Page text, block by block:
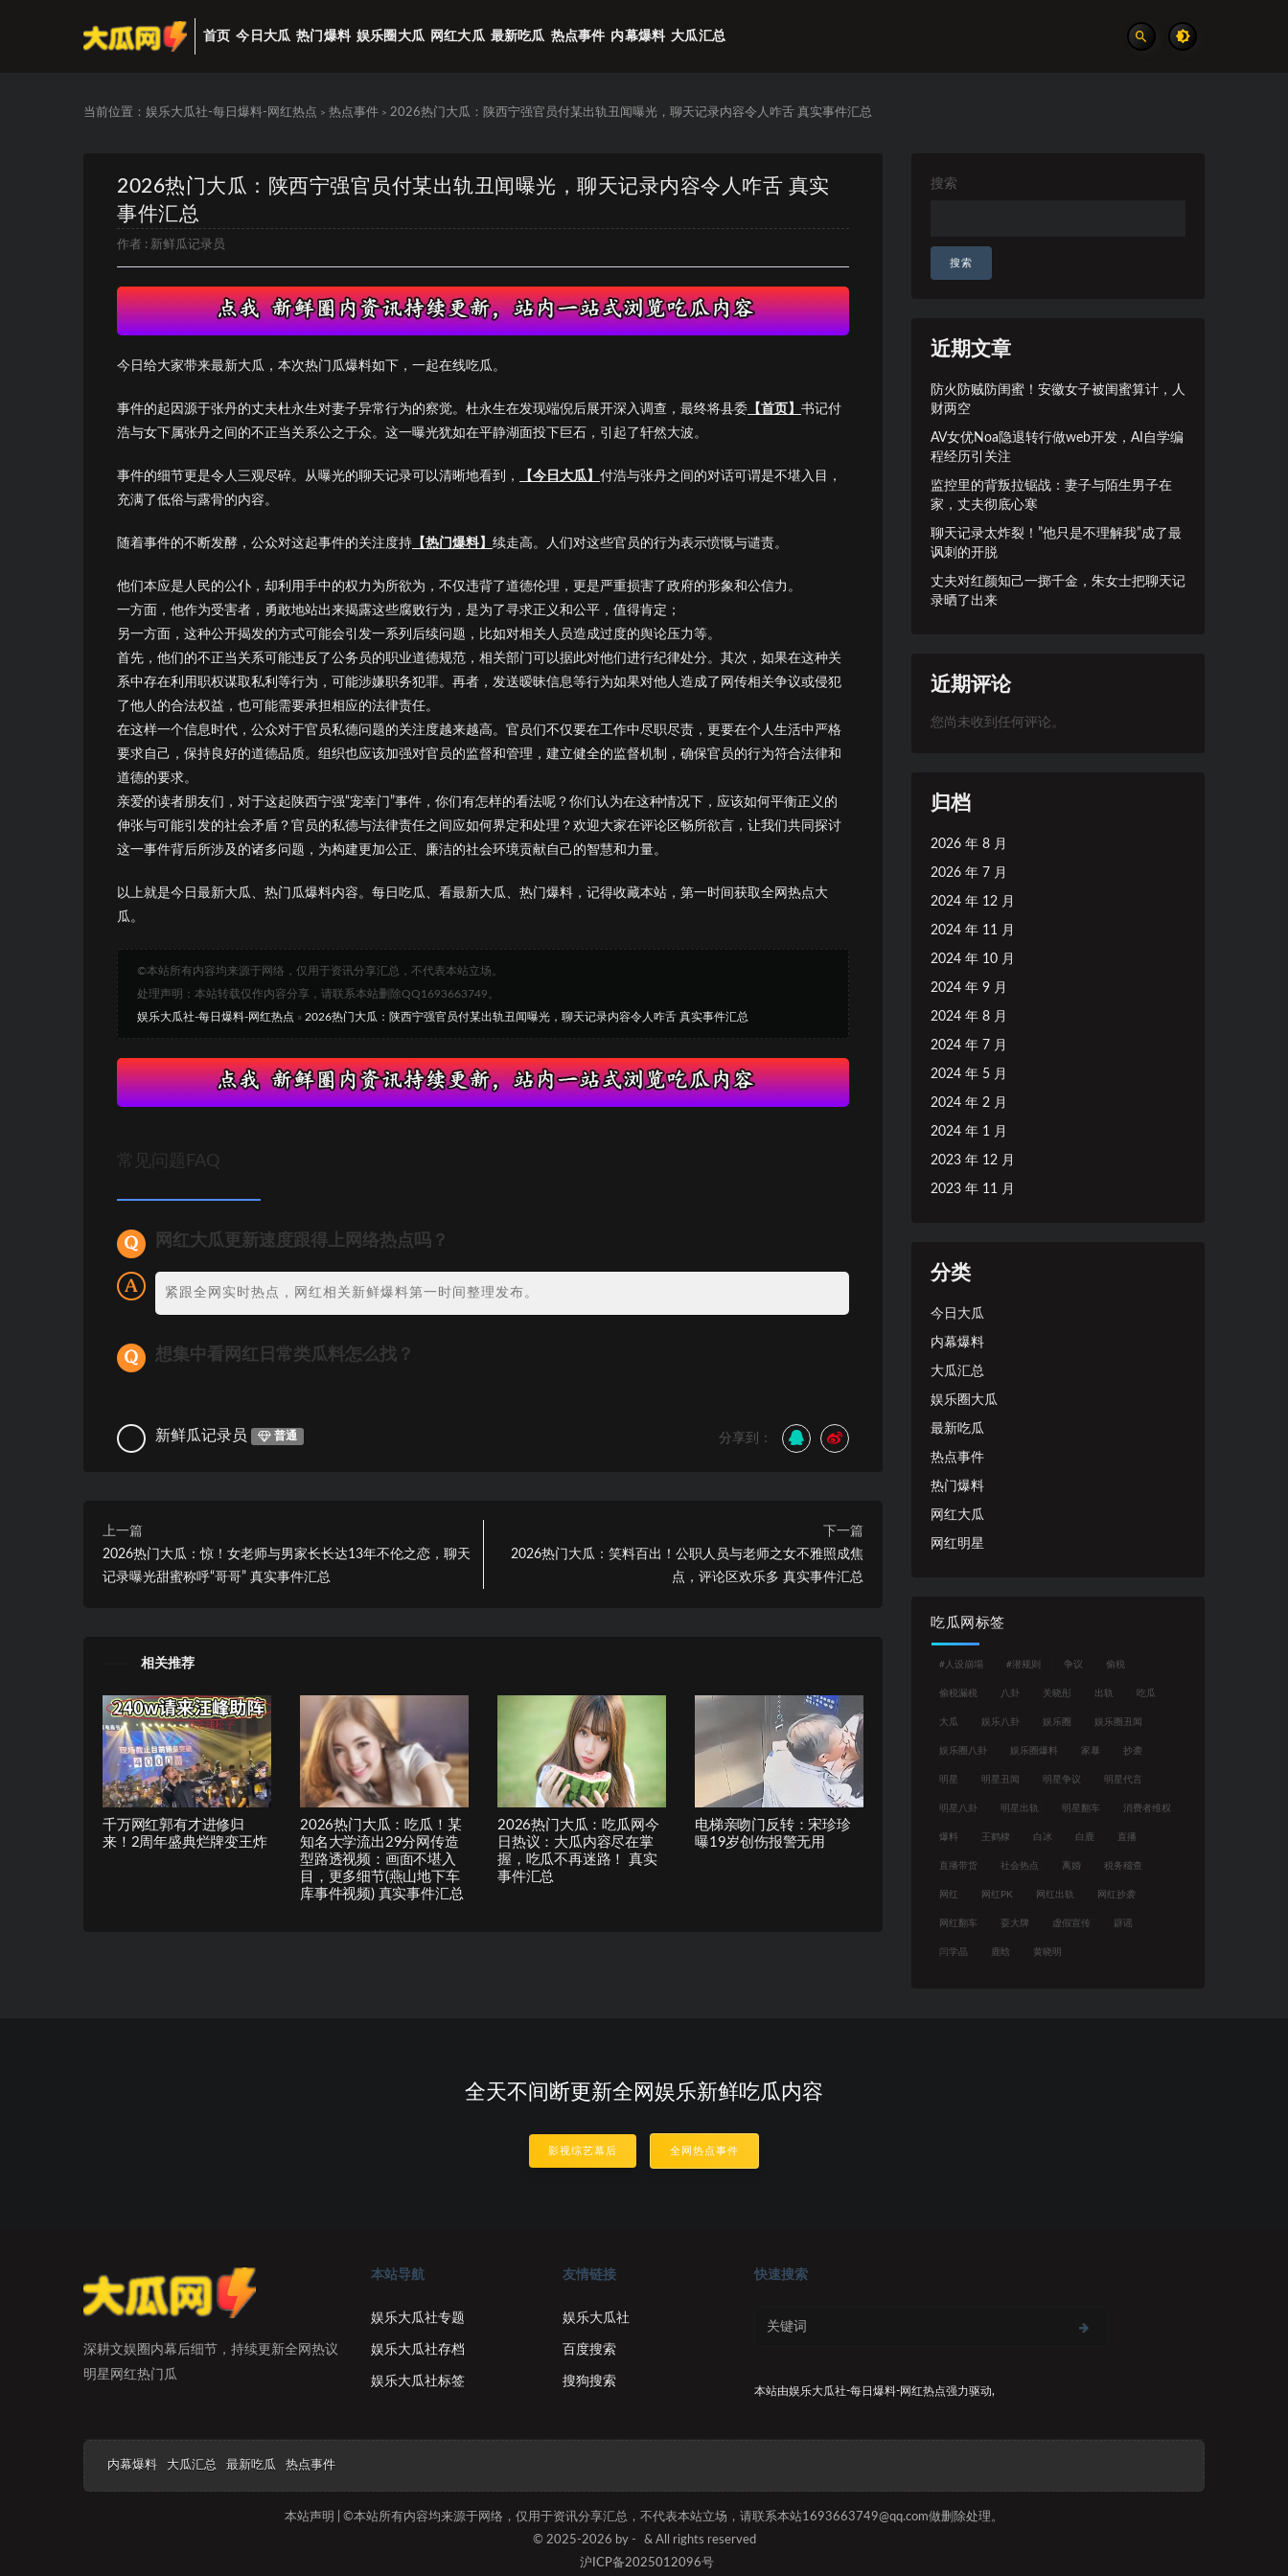
首页 今日大瓜 热门爆料 娱乐圈大瓜 网红大瓜 最新吃瓜 热点事件 内幕爆料 大瓜汇总
当前位置： 娱乐大瓜社-每日爆料-网红热点 > 热点事件 > 2026热门大瓜：陕西宁强官员付某出轨丑闻曝光，聊天记录内容令人咋舌 真实事件汇总
2026热门大瓜：陕西宁强官员付某出轨丑闻曝光，聊天记录内容令人咋舌 真实
事件汇总
作者 : 新鲜瓜记录员
今日给大家带来最新大瓜，本次热门瓜爆料如下，一起在线吃瓜。
事件的起因源于张丹的丈夫杜永生对妻子异常行为的察觉。杜永生在发现端倪后展开深入调查，最终将县委 【首页】 书记付
浩与女下属张丹之间的不正当关系公之于众。这一曝光犹如在平静湖面投下巨石，引起了轩然大波。
事件的细节更是令人三观尽碎。从曝光的聊天记录可以清晰地看到， 【今日大瓜】 付浩与张丹之间的对话可谓是不堪入目，
充满了低俗与露骨的内容。
随着事件的不断发酵，公众对这起事件的关注度持 【热门爆料】 续走高。人们对这些官员的行为表示愤慨与谴责。
他们本应是人民的公仆，却利用手中的权力为所欲为，不仅违背了道德伦理，更是严重损害了政府的形象和公信力。
一方面 ，他作为受害者，勇敢地站出来揭露这些腐败行为，是为了寻求正义和公平，值得肯定；
另一方面 ，这种公开揭发的方式可能会引发一系列后续问题，比如对相关人员造成过度的舆论压力等。
首先，他们的不正当关系可能违反了公务员的职业道德规范，相关部门可以据此对他们进行纪律处分。其次，如果在这种关
系中存在利用职权谋取私利等行为，可能涉嫌职务犯罪。再者，发送暧昧信息等行为如果对他人造成了网传相关争议或侵犯
了他人的合法权益，也可能需要承担相应的法律责任。
在这样一个信息时代，公众对于官员私德问题的关注度越来越高。官员们不仅要在工作中尽职尽责，更要在个人生活中严格
要求自己，保持良好的道德品质。组织也应该加强对官员的监督和管理，建立健全的监督机制，确保官员的行为符合法律和
道德的要求。
亲爱的读者朋友们，对于这起陕西宁强“宠幸门”事件，你们有怎样的看法呢？你们认为在这种情况下，应该如何平衡正义的
伸张与可能引发的社会矛盾？官员的私德与法律责任之间应如何界定和处理？欢迎大家在评论区畅所欲言，让我们共同探讨
这一事件背后所涉及的诸多问题，为构建更加公正、廉洁的社会环境贡献自己的智慧和力量。
以上就是今日最新大瓜、热门瓜爆料内容。每日吃瓜、看最新大瓜、热门爆料，记得收藏本站，第一时间获取全网热点大
瓜。
©本站所有内容均来源于网络，仅用于资讯分享汇总，不代表本站立场。
处理声明：本站转载仅作内容分享，请联系本站删除QQ1693663749。
娱乐大瓜社-每日爆料-网红热点 » 2026热门大瓜：陕西宁强官员付某出轨丑闻曝光，聊天记录内容令人咋舌 真实事件汇总
常见问题FAQ
网红大瓜更新速度跟得上网络热点吗？
紧跟全网实时热点，网红相关新鲜爆料第一时间整理发布。
想集中看网红日常类瓜料怎么找？
新鲜瓜记录员 普通 分享到：
上一篇
2026热门大瓜：惊！女老师与男家长长达13年不伦之恋，聊天
记录曝光甜蜜称呼“哥哥” 真实事件汇总
下一篇
2026热门大瓜：笑料百出！公职人员与老师之女不雅照成焦
点，评论区欢乐多 真实事件汇总
相关推荐
千万网红郭有才进修归
来！2周年盛典烂牌变王炸
2026热门大瓜：吃瓜！某
知名大学流出29分网传造
型路透视频：画面不堪入
目，更多细节(燕山地下车
库事件视频) 真实事件汇总
2026热门大瓜：吃瓜网今
日热议：大瓜内容尽在掌
握，吃瓜不再迷路！ 真实
事件汇总
电梯亲吻门反转：宋珍珍
曝19岁创伤报警无用
搜索
搜索
近期文章
防火防贼防闺蜜！安徽女子被闺蜜算计，人
财两空
AV女优Noa隐退转行做web开发，AI自学编
程经历引关注
监控里的背叛拉锯战：妻子与陌生男子在
家，丈夫彻底心寒
聊天记录太炸裂！”他只是不理解我”成了最
讽刺的开脱
丈夫对红颜知己一掷千金，朱女士把聊天记
录晒了出来
近期评论
您尚未收到任何评论。
归档
2026 年 8 月
2026 年 7 月
2024 年 12 月
2024 年 11 月
2024 年 10 月
2024 年 9 月
2024 年 8 月
2024 年 7 月
2024 年 5 月
2024 年 2 月
2024 年 1 月
2023 年 12 月
2023 年 11 月
分类
今日大瓜
内幕爆料
大瓜汇总
娱乐圈大瓜
最新吃瓜
热点事件
热门爆料
网红大瓜
网红明星
吃瓜网标签
#人设崩塌 #潜规则 争议 偷税
偷税漏税 八卦 关晓彤 出轨 吃瓜
大瓜 娱乐八卦 娱乐圈 娱乐圈丑闻
娱乐圈八卦 娱乐圈爆料 家暴 抄袭
明星 明星丑闻 明星争议 明星代言
明星八卦 明星出轨 明星翻车 消费者维权
爆料 王鹤棣 白冰 白鹿 直播
直播带货 社会热点 离婚 税务稽查
网红 网红PK 网红出轨 网红抄袭
网红翻车 耍大牌 虚假宣传 辟谣
闫学晶 鹿晗 黄晓明
全天不间断更新全网娱乐新鲜吃瓜内容
影视综艺幕后 全网热点事件
深耕文娱圈内幕后细节，持续更新全网热议
明星网红热门瓜
本站导航
娱乐大瓜社专题
娱乐大瓜社存档
娱乐大瓜社标签
友情链接
娱乐大瓜社
百度搜索
搜狗搜索
快速搜索
本站由娱乐大瓜社-每日爆料-网红热点强力驱动,
内幕爆料 大瓜汇总 最新吃瓜 热点事件
本站声明 | ©本站所有内容均来源于网络，仅用于资讯分享汇总，不代表本站立场，请联系本站1693663749@qq.com做删除处理。
© 2025-2026 by -
& All rights reserved
沪ICP备2025012096号